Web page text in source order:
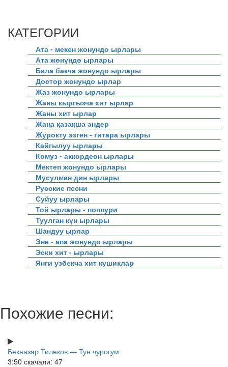
КАТЕГОРИИ
Ата - мекен жонундо ырлары
Ата жөнүндө ырлары
Бала бакча жонундо ырлары
Достор жонундо ырлар
Жаз жонундо ырлары
Жаны кыргызча хит ырлар
Жаны хит ырлар
Жаңа қазақша әндер
Журокту эзген - гитара ырлары
Кайгылуу ырлары
Комуз - аккордеон ырлары
Мектеп жонундо ырлары
Мусулман дин ырлары
Русские песни
Суйуу ырлары
Той ырлары - поппури
Туулган күн ырлары
Шандуу ырлар
Эне - апа жонундо ырлары
Эски хит - ырлары
Янги узбекча хит кушиклар
Похожие песни:
Бекназар Тилеков — Тун чурогум
3:50 скачали: 47